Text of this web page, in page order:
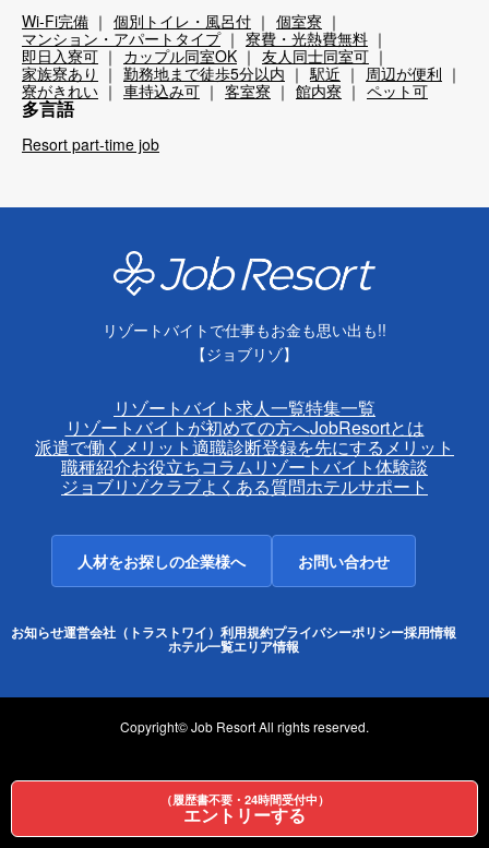
（履歴書不要・24時間受付中）
エントリーする
Wi-Fi完備 個別トイレ・風呂付
個室寮
マンション・アパートタイプ
寮費・光熱費無料
即日入寮可
カップル同室OK
友人同士同室可
家族寮あり
勤務地まで徒歩5分以内 駅近
周辺が便利
寮がきれい
車持込み可 客室寮 館内寮 ペット可
多言語
Resort part-time job
リゾートバイトで仕事もお金も思い出も!!
【ジョブリゾ】
リゾートバイト求人一覧特集一覧
リゾートバイトが初めての方へJobResortとは
派遣で働くメリット適職診断登録を先にするメリット
職種紹介お役立ちコラム リゾートバイト体験談
ジョブリゾクラブよくある質問ホテルサポート
人材をお探しの企業様へ お問い合わせ
お知らせ運営会社（トラストワイ） 利用規約プライバシーポリシー採用情報
ホテル一覧エリア情報
Copyright© Job Resort All rights reserved.